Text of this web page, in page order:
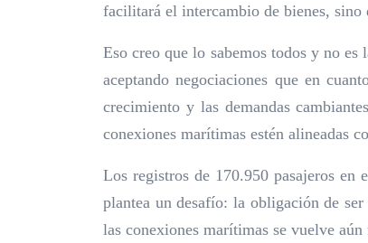
facilitará el intercambio de bienes,
Eso creo que lo sabemos todos y no
aceptando negociaciones que en
crecimiento y las demandas
conexiones marítimas estén alineadas
Los registros de 170.950 pasajeros en
plantea un desafío: la obligación de
las conexiones marítimas se vuelve aún